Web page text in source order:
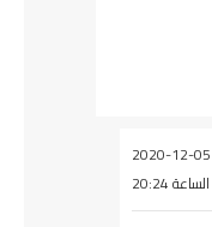
2020-12-05
الساعة 20:24